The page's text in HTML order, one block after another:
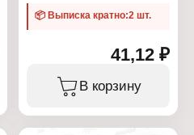
📦 Выписка кратно:2 шт.
41,12 ₽
В корзину